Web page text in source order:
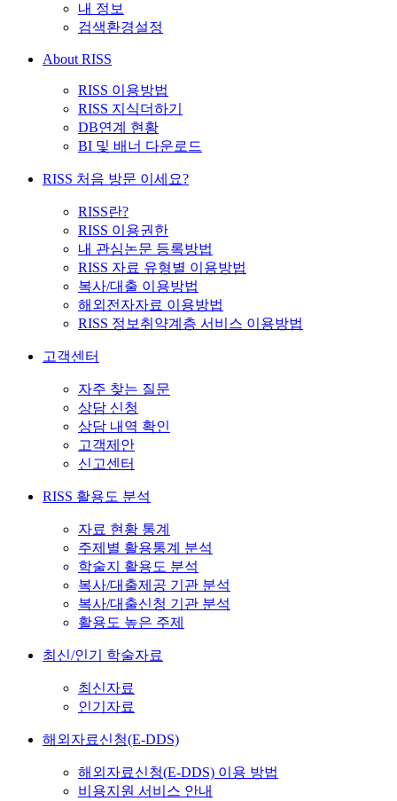
내 정보
검색환경설정
About RISS
RISS 이용방법
RISS 지식더하기
DB연계 현황
BI 및 배너 다운로드
RISS 처음 방문 이세요?
RISS란?
RISS 이용권한
내 관심논문 등록방법
RISS 자료 유형별 이용방법
복사/대출 이용방법
해외전자자료 이용방법
RISS 정보취약계층 서비스 이용방법
고객센터
자주 찾는 질문
상담 신청
상담 내역 확인
고객제안
신고센터
RISS 활용도 분석
자료 현황 통계
주제별 활용통계 분석
학술지 활용도 분석
복사/대출제공 기관 분석
복사/대출신청 기관 분석
활용도 높은 주제
최신/인기 학술자료
최신자료
인기자료
해외자료신청(E-DDS)
해외자료신청(E-DDS) 이용 방법
비용지원 서비스 안내